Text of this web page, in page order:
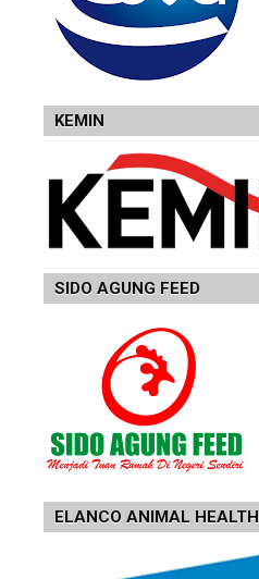
KEMIN
SIDO AGUNG FEED
ELANCO ANIMAL HEALTH